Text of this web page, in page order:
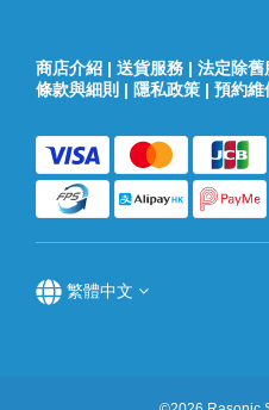
商店介紹 | 送貨服務 | 法定除舊
條款與細則 | 隱私政策 | 預約維
繁體中文